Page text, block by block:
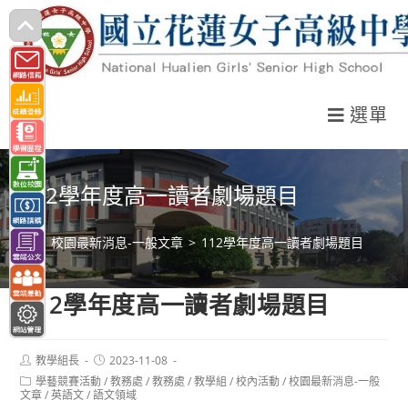
跳
轉
至
主
要
內
容
選單
112學年度高一讀者劇場題目
> 校園最新消息-一般文章 > 112學年度高一讀者劇場題目
112學年度高一讀者劇場題目
Post
author:
教學組長
Post
published:
2023-11-08
Post
category:
學藝競賽活動 / 教務處 / 教務處 / 教學組 / 校內活動 / 校園最新消息-一般
文章 / 英語文 / 語文領域